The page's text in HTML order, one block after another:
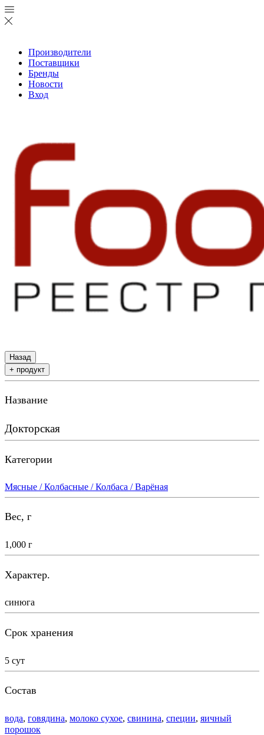
Производители
Поставщики
Бренды
Новости
Вход
Назад
+ продукт
Название
Докторская
Категории
Мясные / Колбасные / Колбаса / Варёная
Вес, г
1,000 г
Характер.
синюга
Срок хранения
5 сут
Состав
вода, говядина, молоко сухое, свинина, специи, яичный
порошок